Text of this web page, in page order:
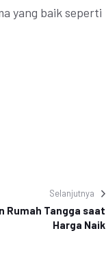
yang baik seperti
Selanjutnya
Rumah Tangga saat
Harga Naik